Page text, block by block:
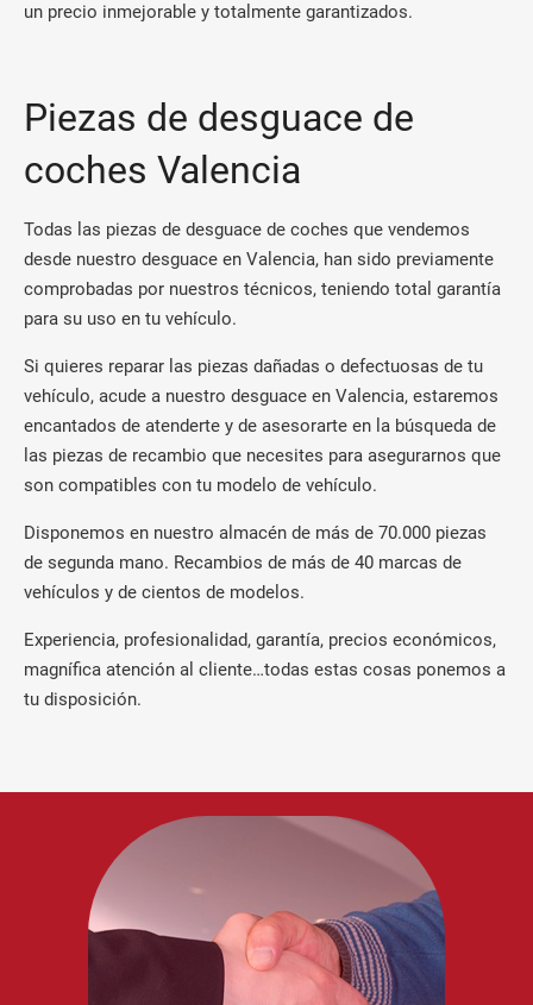
un precio inmejorable y totalmente garantizados.
Piezas de desguace de
coches Valencia
Todas las piezas de desguace de coches que vendemos
desde nuestro desguace en Valencia, han sido previamente
comprobadas por nuestros técnicos, teniendo total garantía
para su uso en tu vehículo.
Si quieres reparar las piezas dañadas o defectuosas de tu
vehículo, acude a nuestro desguace en Valencia, estaremos
encantados de atenderte y de asesorarte en la búsqueda de
las piezas de recambio que necesites para asegurarnos que
son compatibles con tu modelo de vehículo.
Disponemos en nuestro almacén de más de 70.000 piezas
de segunda mano. Recambios de más de 40 marcas de
vehículos y de cientos de modelos.
Experiencia, profesionalidad, garantía, precios económicos,
magnífica atención al cliente…todas estas cosas ponemos a
tu disposición.